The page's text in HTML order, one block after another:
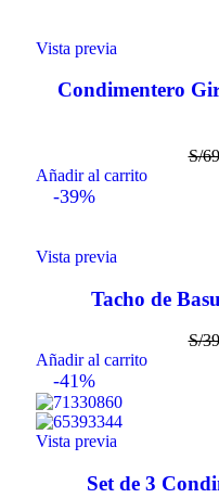
Vista previa
Condimentero
S/
Añadir al carrito
-39%
Vista previa
Tacho de
S/
Añadir al carrito
-41%
Vista previa
Set de 3